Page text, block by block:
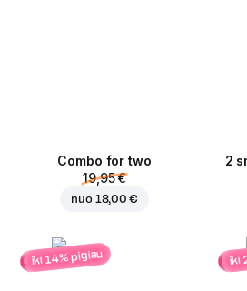
Combo for two
19,95 €
nuo 18,00 €
2
iki 14% pigiau iki